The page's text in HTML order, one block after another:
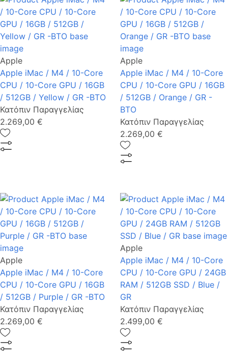
Apple
Apple iMac / M4 / 10-Core
CPU / 10-Core GPU / 16GB
/ 512GB / Yellow / GR -BTO
Κατόπιν Παραγγελίας
2.269,00 €
Apple
Apple iMac / M4 / 10-Core
CPU / 10-Core GPU / 16GB
/ 512GB / Orange / GR -
BTO
Κατόπιν Παραγγελίας
2.269,00 €
Apple
Apple iMac / M4 / 10-Core
CPU / 10-Core GPU / 16GB
/ 512GB / Purple / GR -BTO
Κατόπιν Παραγγελίας
2.269,00 €
Apple
Apple iMac / M4 / 10-Core
CPU / 10-Core GPU / 24GB
RAM / 512GB SSD / Blue /
GR
Κατόπιν Παραγγελίας
2.499,00 €